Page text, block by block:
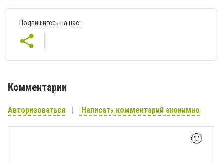
Подпишитесь на нас:
Комментарии
Авторизоваться Написать комментарий анонимно
🙂